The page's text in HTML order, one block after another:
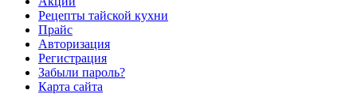
Рецепты тайской кухни
Прайс
Авторизация
Регистрация
Забыли пароль?
Карта сайта